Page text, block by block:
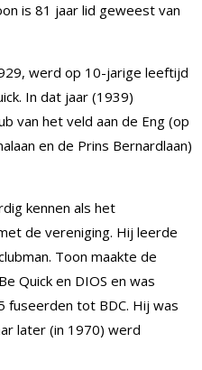
is 81 jaar lid geweest van
werd op 10-jarige leeftijd
In dat jaar (1939)
van het veld aan de Eng (op
en de Prins Bernardlaan)
kennen als het
de vereniging. Hij leerde
Toon maakte de
Quick en DIOS en was
fuseerden tot BDC. Hij was
later (in 1970) werd